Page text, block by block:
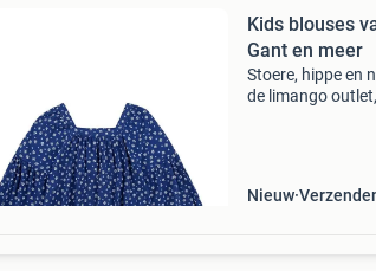
Kids blouses
Gant en meer
Stoere, hippe en
de limango
Nieuw